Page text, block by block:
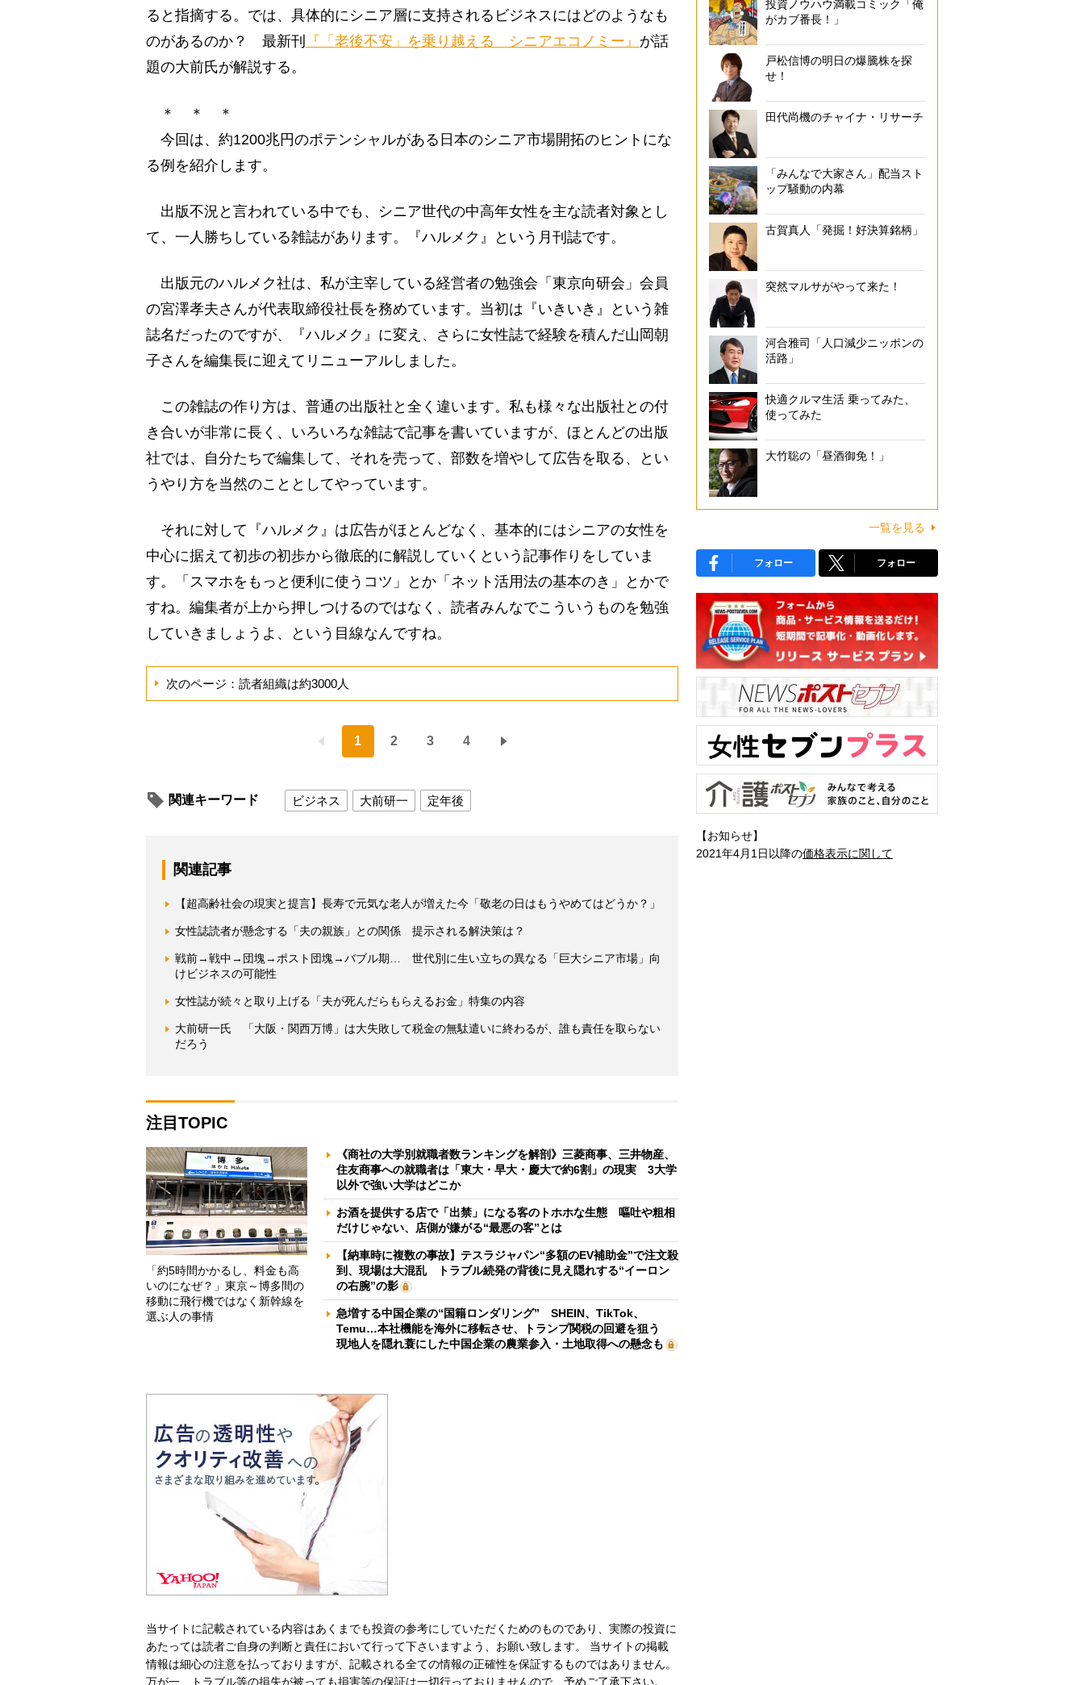
ると指摘する。では、具体的にシニア層に支持されるビジネスにはどのようなも
のがあるのか？ 最新刊
『「老後不安」を乗り越える シニアエコノミー』 が話
題の大前氏が解説する。
＊ ＊ ＊
今回は、約1200兆円のポテンシャルがある日本のシニア市場開拓のヒントにな
る例を紹介します。
出版不況と言われている中でも、シニア世代の中高年女性を主な読者対象とし
て、一人勝ちしている雑誌があります。『ハルメク』という月刊誌です。
出版元のハルメク社は、私が主宰している経営者の勉強会「東京向研会」会員
の宮澤孝夫さんが代表取締役社長を務めています。当初は『いきいき』という雑
誌名だったのですが、『ハルメク』に変え、さらに女性誌で経験を積んだ山岡朝
子さんを編集長に迎えてリニューアルしました。
この雑誌の作り方は、普通の出版社と全く違います。私も様々な出版社との付
き合いが非常に長く、いろいろな雑誌で記事を書いていますが、ほとんどの出版
社では、自分たちで編集して、それを売って、部数を増やして広告を取る、とい
うやり方を当然のこととしてやっています。
それに対して『ハルメク』は広告がほとんどなく、基本的にはシニアの女性を
中心に据えて初歩の初歩から徹底的に解説していくという記事作りをしていま
す。「スマホをもっと便利に使うコツ」とか「ネット活用法の基本のき」とかで
すね。編集者が上から押しつけるのではなく、読者みんなでこういうものを勉強
していきましょうよ、という目線なんですね。
次のページ：読者組織は約3000人
1 2 3 4
関連キーワード ビジネス 大前研一 定年後
関連記事
【超高齢社会の現実と提言】長寿で元気な老人が増えた今「敬老の日はもうやめてはどうか？」
女性誌読者が懸念する「夫の親族」との関係 提示される解決策は？
戦前→戦中→団塊→ポスト団塊→バブル期… 世代別に生い立ちの異なる「巨大シニア市場」向
けビジネスの可能性
女性誌が続々と取り上げる「夫が死んだらもらえるお金」特集の内容
大前研一氏 「大阪・関西万博」は大失敗して税金の無駄遣いに終わるが、誰も責任を取らない
だろう
注目TOPIC
「約5時間かかるし、料金も高
いのになぜ？」東京～博多間の
移動に飛行機ではなく新幹線を
選ぶ人の事情
《商社の大学別就職者数ランキングを解剖》三菱商事、三井物産、
住友商事への就職者は「東大・早大・慶大で約6割」の現実 3大学
以外で強い大学はどこか
お酒を提供する店で「出禁」になる客のトホホな生態 嘔吐や粗相
だけじゃない、店側が嫌がる“最悪の客”とは
【納車時に複数の事故】テスラジャパン“多額のEV補助金”で注文殺
到、現場は大混乱 トラブル続発の背後に見え隠れする“イーロン
の右腕”の影
急増する中国企業の“国籍ロンダリング” SHEIN、TikTok、
Temu…本社機能を海外に移転させ、トランプ関税の回避を狙う
現地人を隠れ蓑にした中国企業の農業参入・土地取得への懸念も
当サイトに記載されている内容はあくまでも投資の参考にしていただくためのものであり、実際の投資に
あたっては読者ご自身の判断と責任において行って下さいますよう、お願い致します。 当サイトの掲載
情報は細心の注意を払っておりますが、記載される全ての情報の正確性を保証するものではありません。
万が一、トラブル等の損失が被っても損害等の保証は一切行っておりませんので、予めご了承下さい。
投資ノウハウ満載コミック「俺
がカブ番長！」
戸松信博の明日の爆騰株を探
せ！
田代尚機のチャイナ・リサーチ
「みんなで大家さん」配当スト
ップ騒動の内幕
古賀真人「発掘！好決算銘柄」
突然マルサがやって来た！
河合雅司「人口減少ニッポンの
活路」
快適クルマ生活 乗ってみた、
使ってみた
大竹聡の「昼酒御免！」
一覧を見る
フォロー フォロー
【お知らせ】
2021年4月1日以降の価格表示に関して